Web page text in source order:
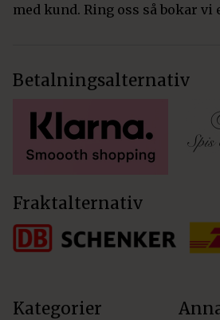
med kund. Ring oss så bokar vi
Betalningsalternativ
Fraktalternativ
Kategorier